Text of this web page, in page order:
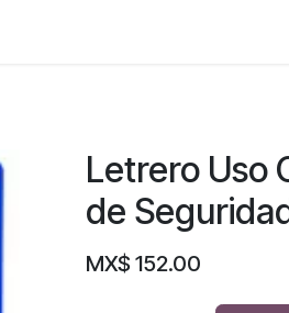
Letrero Uso
de
MX$ 152.00